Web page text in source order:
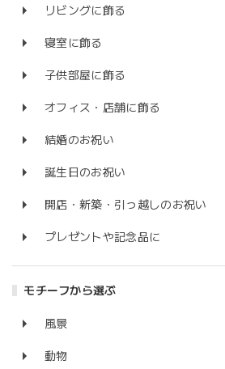
リビングに飾る
寝室に飾る
子供部屋に飾る
オフィス・店舗に飾る
結婚のお祝い
誕生日のお祝い
開店・新築・引っ越しのお祝い
プレゼントや記念品に
モチーフから選ぶ
風景
動物